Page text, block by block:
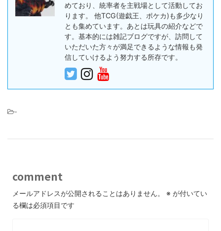
めており、統率者を主戦場として活動してお
ります。 他TCG(遊戯王、ポケカ)も多少なり
とも集めています。あとは玩具の紹介などで
す。基本的には雑記ブログですが、訪問して
いただいた方々が満足できるような情報も発
信していけるよう努力する所存です。
-
comment
メールアドレスが公開されることはありません。 ※ が付いてい
る欄は必須項目です